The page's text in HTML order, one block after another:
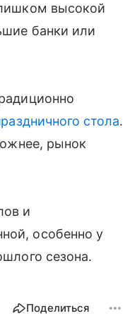
высокой
банки или
стола.
рынок
и
особенно у
сезона.
Поделиться